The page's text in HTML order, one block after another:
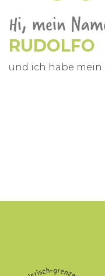
Hi, mein
RUDOLFO
und ich habe